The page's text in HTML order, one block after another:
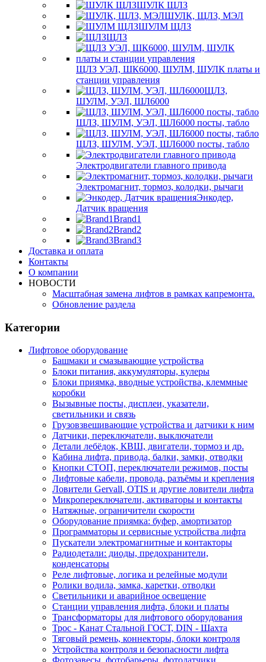
ШУЛК ЩЛЗ
ШУЛК, ЩЛЗ, МЭЛ
ШУЛМ ЩЛЗ
ЩЛЗ
ЩЛЗ УЭЛ, ШК6000, ШУЛМ, ШУЛК платы и
станции управления
ЩЛЗ,
ШУЛМ, УЭЛ, ШЛ6000
ЩЛЗ, ШУЛМ, УЭЛ, ШЛ6000 посты, табло
ЩЛЗ, ШУЛМ, УЭЛ, ШЛ6000 посты, табло
Электродвигатели главного привода
Электромагнит, тормоз, колодки, рычаги
Энкодер,
Датчик вращения
Brand1
Brand2
Brand3
Доставка и оплата
Контакты
О компании
НОВОСТИ
Масштабная замена лифтов в рамках капремонта.
Обновление раздела
Категории
Лифтовое оборудование
Башмаки и смазывающие устройства
Блоки питания, аккумуляторы, кулеры
Блоки приямка, вводные устройства, клеммные
коробки
Вызывные посты, дисплеи, указатели,
светильники и связь
Грузовзвешивающие устройства и датчики к ним
Датчики, переключатели, выключатели
Детали лебёдок, КВШ, двигатели, тормоз и др.
Кабина лифта, привода, балки, замки, отводки
Кнопки СТОП, переключатели режимов, посты
Лифтовые кабели, провода, разъёмы и крепления
Ловители Gervall, OTIS и другие ловители лифта
Микропереключатели, активаторы и контакты
Натяжные, ограничители скорости
Оборудование приямка: буфер, амортизатор
Программаторы и сервисные устройства лифта
Пускатели электромагнитные и контакторы
Радиодетали: диоды, предохранители,
конденсаторы
Реле лифтовые, логика и релейные модули
Ролики водила, замка, каретки, отводки
Светильники и аварийное освещение
Станции управления лифта, блоки и платы
Трансформаторы для лифтового оборудования
Трос - Канат Стальной ГОСТ, DIN - Шахта
Тяговый ремень, коннекторы, блоки контроля
Устройства контроля и безопасности лифта